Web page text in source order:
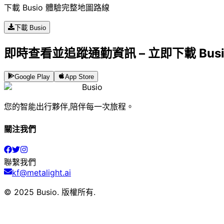
下載 Busio 體驗完整地圖路線
下載 Busio
即時查看並追蹤通勤資訊 – 立即下載
Google Play App Store
Busio
您的智能出行夥伴,陪伴每一次旅程。
關注我們
聯繫我們
kf@metalight.ai
© 2025 Busio. 版權所有.